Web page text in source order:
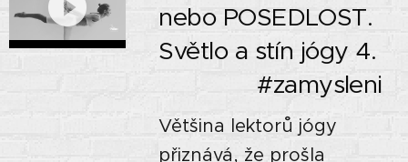
nebo POSEDLOST.
Světlo a stín jógy 4.
🌓🌗🌚 #zamysleni
Většina lektorů jógy
přiznává, že prošla